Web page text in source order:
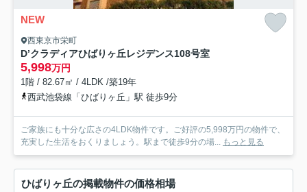
NEW
西東京市栄町
D’クラディアひばりヶ丘レジデンス108号室
5,998万円
1階 / 82.67㎡ / 4LDK /築19年
西武池袋線「ひばりヶ丘」駅 徒歩9分
ご家族にも十分な広さの4LDK物件です。ご好評の5,998万円の物件で、
充実した生活をおくりましょう。駅まで徒歩9分の場... もっと見る
ひばりヶ丘の掲載物件の価格相場